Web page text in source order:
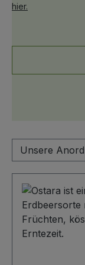
hier.